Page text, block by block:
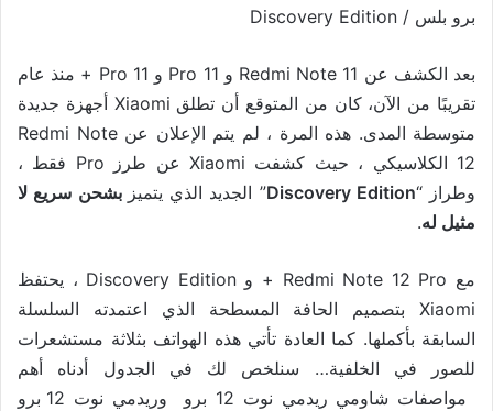
برو بلس / Discovery Edition
بعد الكشف عن Redmi Note 11 و 11 Pro و 11 Pro + منذ عام
تقريبًا من الآن، كان من المتوقع أن تطلق Xiaomi أجهزة جديدة
متوسطة المدى. هذه المرة ، لم يتم الإعلان عن Redmi Note
12 الكلاسيكي ، حيث كشفت Xiaomi عن طرز Pro فقط ،
وطراز “Discovery Edition” الجديد الذي يتميز بشحن سريع لا
مثيل له.
مع Redmi Note 12 Pro + و Discovery Edition ، يحتفظ
Xiaomi بتصميم الحافة المسطحة الذي اعتمدته السلسلة
السابقة بأكملها. كما العادة تأتي هذه الهواتف بثلاثة مستشعرات
للصور في الخلفية… سنلخص لك في الجدول أدناه أهم
مواصفات شاومي ريدمي نوت 12 برو وريدمي نوت 12 برو